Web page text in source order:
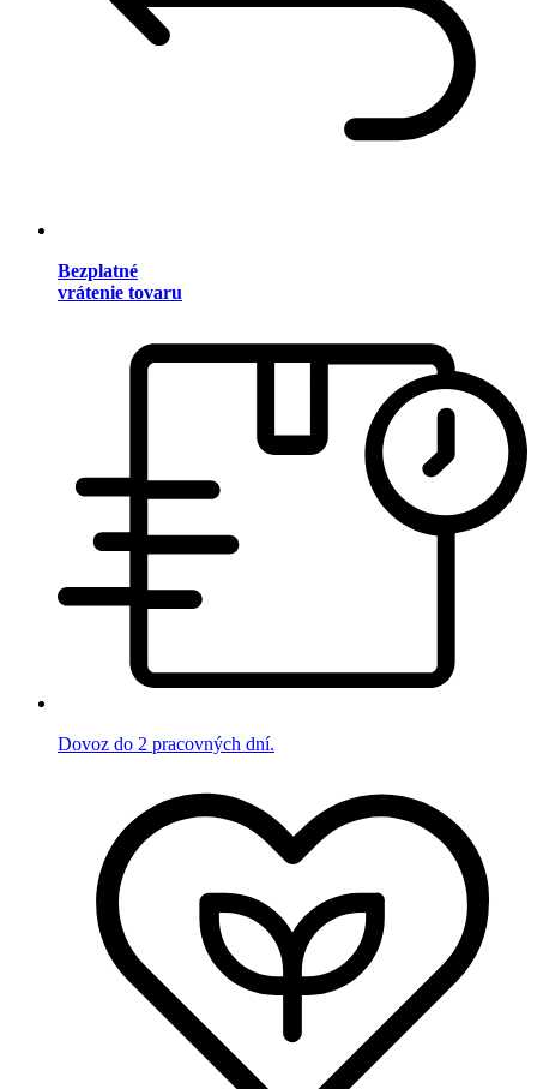
Bezplatné
vrátenie tovaru
Dovoz do 2 pracovných dní.